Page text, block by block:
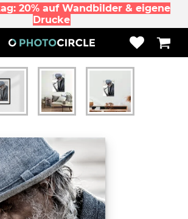
20% auf Wandbilder & eigene
Drucke